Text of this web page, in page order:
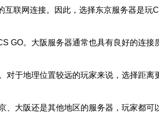
联网连接。因此，选择东京服务器是
GO。大阪服务器通常也具有良好的连
于地理位置较远的玩家来说，选择距
大阪还是其他地区的服务器，玩家都